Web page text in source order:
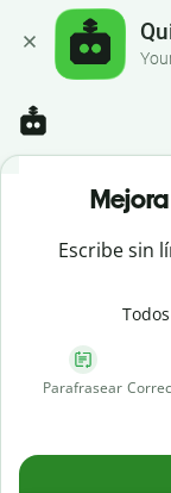
Escribe sin
Parafrasear